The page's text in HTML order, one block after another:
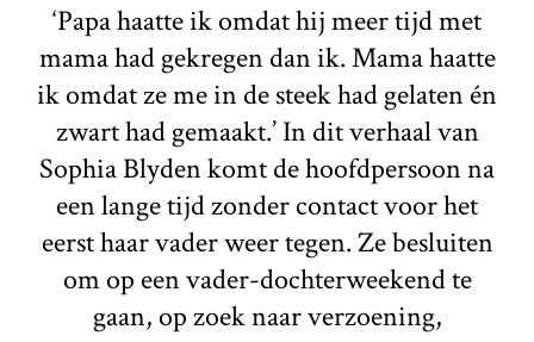
‘Papa haatte ik omdat hij meer tijd met
mama had gekregen dan ik. Mama haatte
ik omdat ze me in de steek had gelaten én
zwart had gemaakt.’ In dit verhaal van
Sophia Blyden komt de hoofdpersoon na
een lange tijd zonder contact voor het
eerst haar vader weer tegen. Ze besluiten
om op een vader-dochterweekend te
gaan, op zoek naar verzoening,